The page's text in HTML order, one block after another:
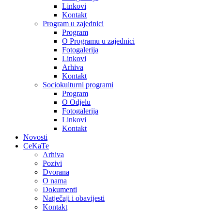
Linkovi
Kontakt
Program u zajednici
Program
O Programu u zajednici
Fotogalerija
Linkovi
Arhiva
Kontakt
Sociokulturni programi
Program
O Odjelu
Fotogalerija
Linkovi
Kontakt
Novosti
CeKaTe
Arhiva
Pozivi
Dvorana
O nama
Dokumenti
Natječaji i obavijesti
Kontakt